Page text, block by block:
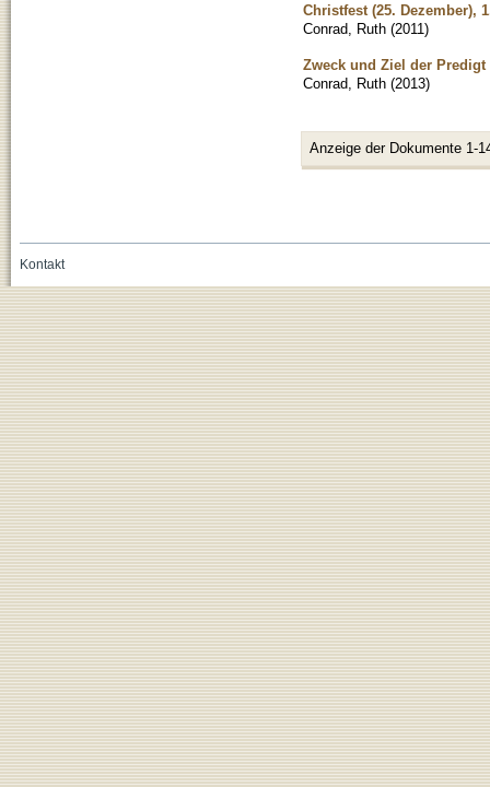
Christfest (25. Dezember),
Conrad, Ruth (2011)
Zweck und Ziel der
Conrad, Ruth (2013)
Anzeige der Dokumente 1-
Kontakt